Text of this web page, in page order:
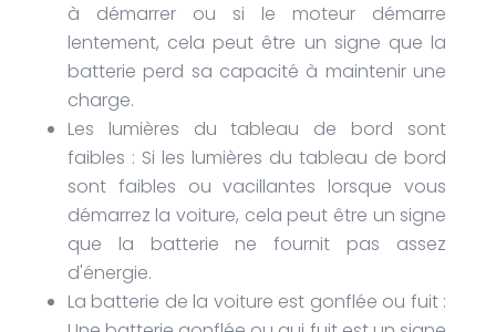
à démarrer ou si le moteur démarre
lentement, cela peut être un signe que la
batterie perd sa capacité à maintenir une
charge.
Les lumières du tableau de bord sont
faibles : Si les lumières du tableau de bord
sont faibles ou vacillantes lorsque vous
démarrez la voiture, cela peut être un signe
que la batterie ne fournit pas assez
d'énergie.
La batterie de la voiture est gonflée ou fuit :